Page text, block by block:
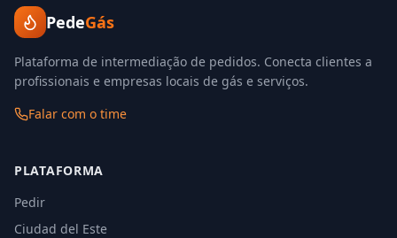
PedeGás
Plataforma de intermediação de pedidos. Conecta clientes a
profissionais e empresas locais de gás e serviços.
Falar com o time
PLATAFORMA
Pedir
Ciudad del Este